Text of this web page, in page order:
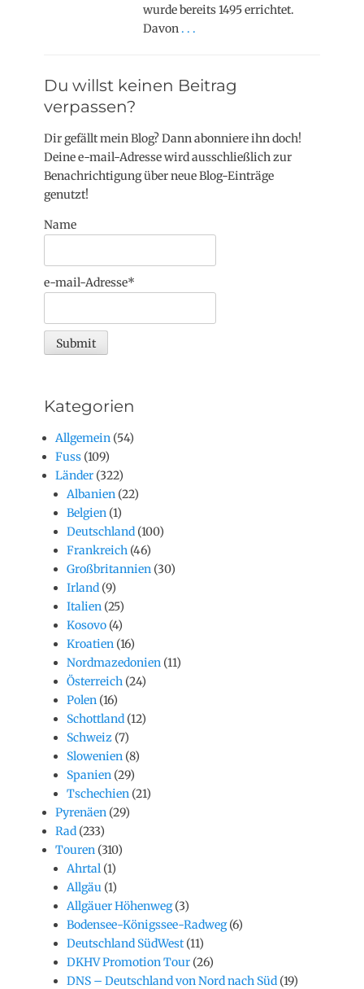
wurde bereits 1495 errichtet.
Davon . . .
Du willst keinen Beitrag
verpassen?
Dir gefällt mein Blog? Dann abonniere ihn doch!
Deine e-mail-Adresse wird ausschließlich zur
Benachrichtigung über neue Blog-Einträge
genutzt!
Name
e-mail-Adresse*
Kategorien
Allgemein (54)
Fuss (109)
Länder (322)
Albanien (22)
Belgien (1)
Deutschland (100)
Frankreich (46)
Großbritannien (30)
Irland (9)
Italien (25)
Kosovo (4)
Kroatien (16)
Nordmazedonien (11)
Österreich (24)
Polen (16)
Schottland (12)
Schweiz (7)
Slowenien (8)
Spanien (29)
Tschechien (21)
Pyrenäen (29)
Rad (233)
Touren (310)
Ahrtal (1)
Allgäu (1)
Allgäuer Höhenweg(3)
Bodensee-Königssee-Radweg(6)
Deutschland SüdWest(11)
DKHV Promotion Tour (26)
DNS – Deutschland von Nord nach Süd (19)